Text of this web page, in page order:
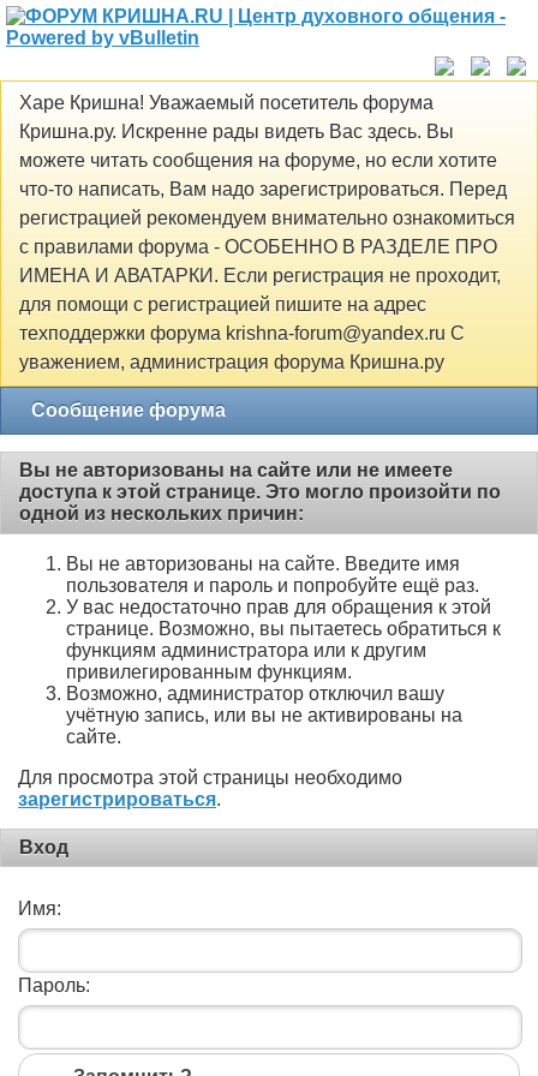
Харе Кришна! Уважаемый посетитель форума
Кришна.ру. Искренне рады видеть Вас здесь. Вы
можете читать сообщения на форуме, но если хотите
что-то написать, Вам надо зарегистрироваться. Перед
регистрацией рекомендуем внимательно ознакомиться
с правилами форума - ОСОБЕННО В РАЗДЕЛЕ ПРО
ИМЕНА И АВАТАРКИ. Если регистрация не проходит,
для помощи с регистрацией пишите на адрес
техподдержки форума krishna-forum@yandex.ru С
уважением, администрация форума Кришна.ру
Сообщение форума
Вы не авторизованы на сайте или не имеете
доступа к этой странице. Это могло произойти по
одной из нескольких причин:
Вы не авторизованы на сайте. Введите имя
пользователя и пароль и попробуйте ещё раз.
У вас недостаточно прав для обращения к этой
странице. Возможно, вы пытаетесь обратиться к
функциям администратора или к другим
привилегированным функциям.
Возможно, администратор отключил вашу
учётную запись, или вы не активированы на
сайте.
Для просмотра этой страницы необходимо
зарегистрироваться.
Вход
Имя:
Пароль: